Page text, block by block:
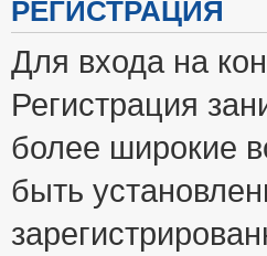
РЕГИСТРАЦИЯ
Для входа на
Регистрация
более широкие
быть